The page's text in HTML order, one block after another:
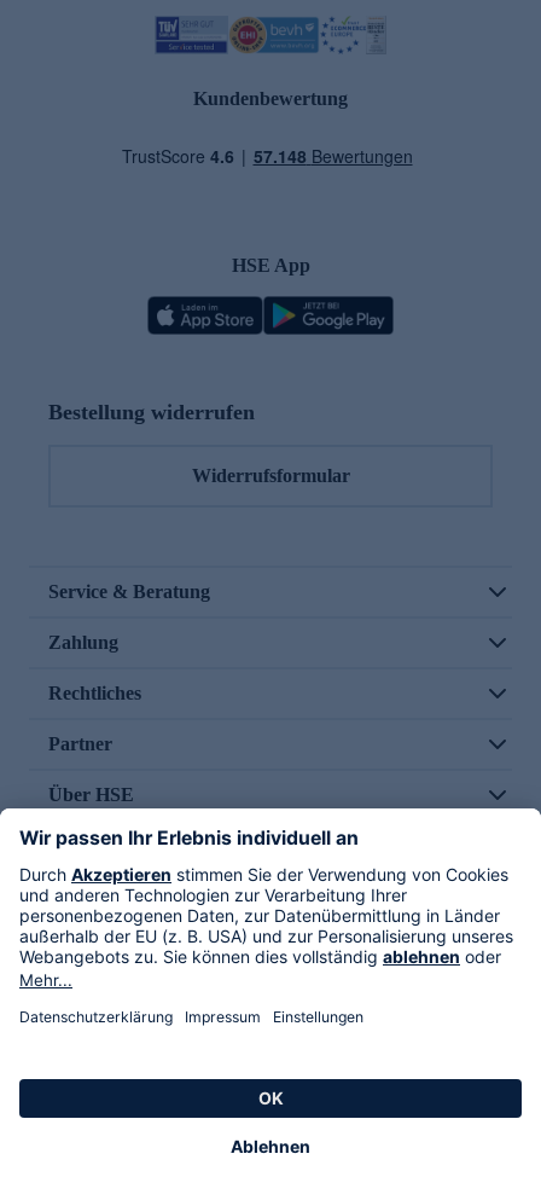
Kundenbewertung
HSE App
Bestellung widerrufen
Widerrufsformular
Service & Beratung
Zahlung
Rechtliches
Partner
Über HSE
Im TV
HSE International